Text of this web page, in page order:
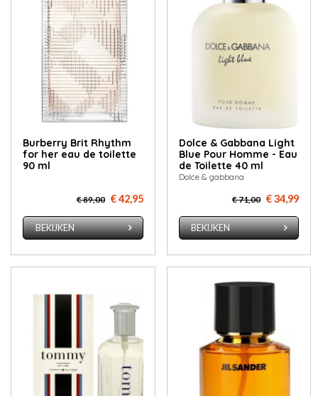
Burberry Brit Rhythm
for her eau de toilette
90 ml
€ 89,00 € 42,95
BEKIJKEN
Dolce & Gabbana Light
Blue Pour Homme - Eau
de Toilette 40 ml
Dolce & gabbana
€ 71,00 € 34,99
BEKIJKEN